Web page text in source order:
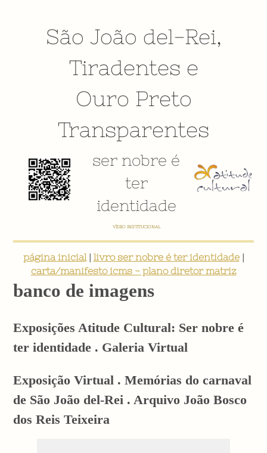
São João del-Rei,
Tiradentes e
Ouro Preto
Transparentes
ser nobre é
ter
identidade
VÍDEO INSTITUCIONAL
página inicial| livro ser nobre é ter identidade|
carta/manifesto icms - plano diretor matriz
banco de imagens
Exposições Atitude Cultural: Ser nobre é
ter identidade . Galeria Virtual
Exposição Virtual . Memórias do carnaval
de São João del-Rei . Arquivo João Bosco
dos Reis Teixeira